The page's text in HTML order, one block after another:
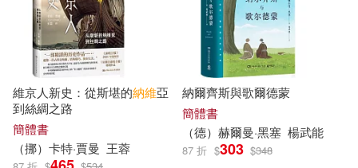
百官網公職師資群(23)
（法）儒勒·凡爾納(23)
（英）亞瑟·柯南·道爾(22)
（瑞典）塞爾瑪·拉格洛夫(18)
harmonia mundi(121)
Chandos(118)
台灣全球高爾夫媒體(114)
電子書 (可複選)
適合手機平板閱讀(603)
適合平板閱讀(363)
維京人新史：從斯堪的納維亞
到絲綢之路
簡體書
（挪）卡特·賈曼 王蓉
納爾齊斯與歌爾德蒙
簡體書
（德）赫爾曼·黑塞 楊武能
87 折 $303 $348